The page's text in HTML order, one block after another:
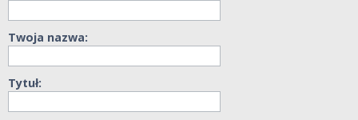
Twoja nazwa:
Tytuł: